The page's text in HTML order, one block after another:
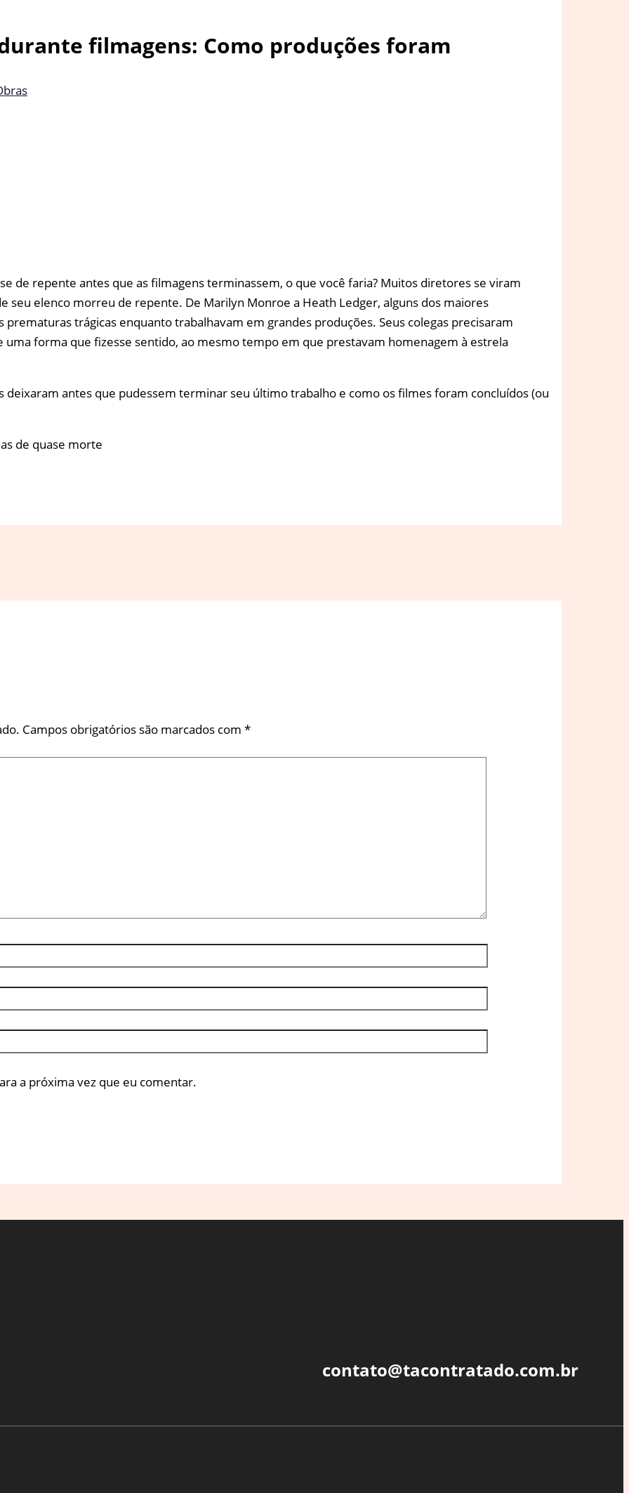
filmagens: Como produções foram
de repente antes que as filmagens terminassem, o que você faria? Muitos diretores se viram
seu elenco morreu de repente. De Marilyn Monroe a Heath Ledger, alguns dos maiores
trágicas enquanto trabalhavam em grandes produções. Seus colegas precisaram
forma que fizesse sentido, ao mesmo tempo em que prestavam homenagem à estrela
deixaram antes que pudessem terminar seu último trabalho e como os filmes foram concluídos (ou
de quase morte
Campos obrigatórios são marcados com*
a próxima vez que eu comentar.
contato@tacontratado.com.br